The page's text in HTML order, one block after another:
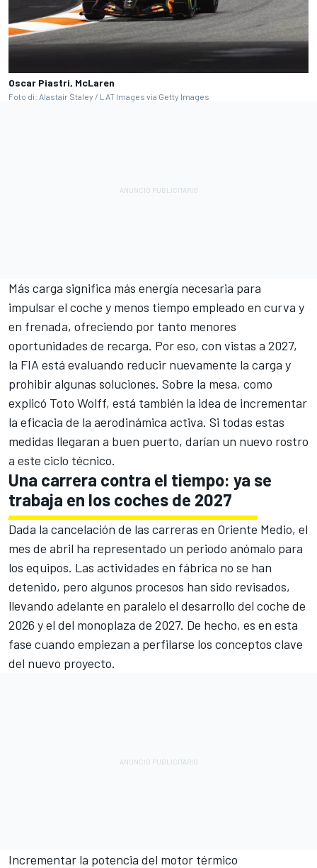
Oscar Piastri, McLaren
Foto di: Alastair Staley / LAT Images via Getty Images
Más carga significa más energía necesaria para
impulsar el coche y menos tiempo empleado en curva y
en frenada, ofreciendo por tanto menores
oportunidades de recarga. Por eso, con vistas a 2027,
la FIA está evaluando reducir nuevamente la carga y
prohibir algunas soluciones. Sobre la mesa, como
explicó Toto Wolff, está también la idea de incrementar
la eficacia de la aerodinámica activa. Si todas estas
medidas llegaran a buen puerto, darían un nuevo rostro
a este ciclo técnico.
Una carrera contra el tiempo: ya se
trabaja en los coches de 2027
Dada la cancelación de las carreras en Oriente Medio, el
mes de abril ha representado un periodo anómalo para
los equipos. Las actividades en fábrica no se han
detenido, pero algunos procesos han sido revisados,
llevando adelante en paralelo el desarrollo del coche de
2026 y el del monoplaza de 2027. De hecho, es en esta
fase cuando empiezan a perfilarse los conceptos clave
del nuevo proyecto.
Incrementar la potencia del motor térmico